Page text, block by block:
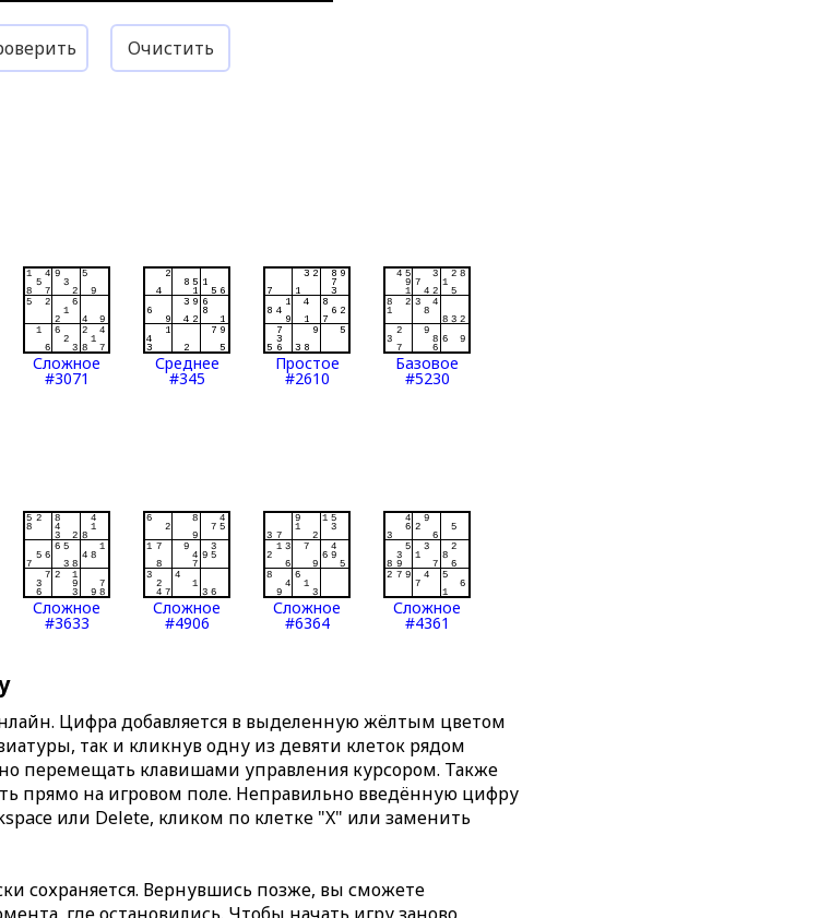
Очистить
Сложное
#3071
Среднее
#345
Простое
#2610
Базовое
#5230
Сложное
#3633
Сложное
#4906
Сложное
#6364
Сложное
#4361
Цифра добавляется в выделенную жёлтым цветом
так и кликнув одну из девяти клеток рядом
перемещать клавишами управления курсором. Также
прямо на игровом поле. Неправильно введённую цифру
или Delete, кликом по клетке "X" или заменить
сохраняется. Вернувшись позже, вы сможете